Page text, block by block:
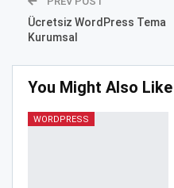
Ücretsiz WordPress Tema
Kurumsal
You Might Also Like
WORDPRESS